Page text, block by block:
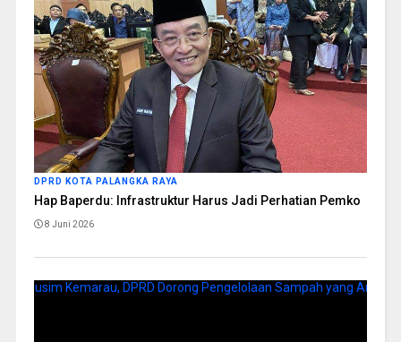
DPRD KOTA PALANGKA RAYA
Hap Baperdu: Infrastruktur Harus Jadi Perhatian Pemko
8 Juni 2026